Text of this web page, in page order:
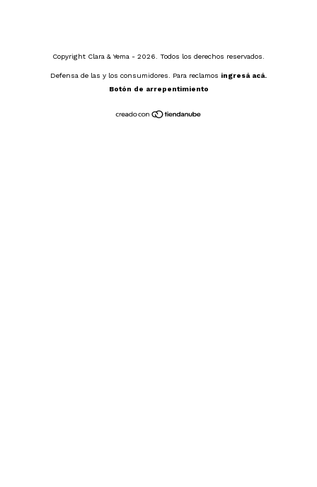
Copyright Clara & Yema - 2026. Todos los derechos reservados.
Defensa de las y los consumidores. Para reclamos ingresá acá.
Botón de arrepentimiento